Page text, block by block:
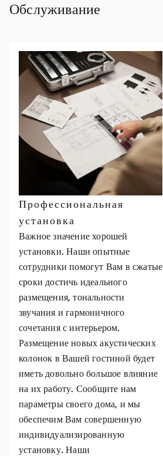
Обслуживание
Профессиональная
установка
Важное значение хорошей
установки. Наши опытные
сотрудники помогут Вам в сжатые
сроки достичь идеального
размещения, тональности
звучания и гармоничного
сочетания с интерьером.
Размещение новых акустических
колонок в Вашей гостиной будет
иметь довольно большое влияние
на их работу. Сообщите нам
параметры своего дома, и мы
обеспечим Вам совершенную
индивидуализированную
установку. Наши